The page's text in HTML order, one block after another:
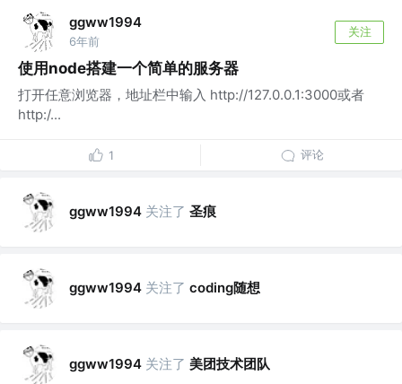
ggww1994
6年前
关注
使用node搭建一个简单的服务器
打开任意浏览器，地址栏中输入 http://127.0.0.1:3000或者
http:/...
1 评论
ggww1994 关注了 圣痕
ggww1994 关注了 coding随想
ggww1994 关注了 美团技术团队